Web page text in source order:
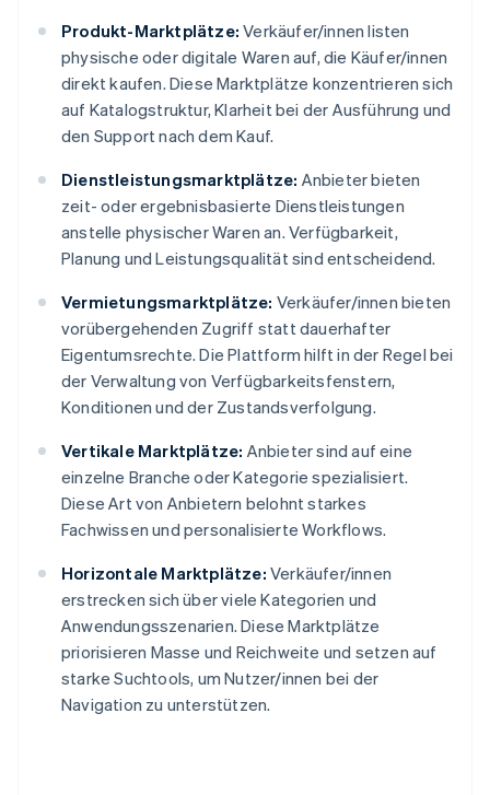
Produkt-Marktplätze: Verkäufer/innen listen
physische oder digitale Waren auf, die Käufer/innen
direkt kaufen. Diese Marktplätze konzentrieren sich
auf Katalogstruktur, Klarheit bei der Ausführung und
den Support nach dem Kauf.
Dienstleistungsmarktplätze: Anbieter bieten
zeit- oder ergebnisbasierte Dienstleistungen
anstelle physischer Waren an. Verfügbarkeit,
Planung und Leistungsqualität sind entscheidend.
Vermietungsmarktplätze: Verkäufer/innen bieten
vorübergehenden Zugriff statt dauerhafter
Eigentumsrechte. Die Plattform hilft in der Regel bei
der Verwaltung von Verfügbarkeitsfenstern,
Konditionen und der Zustandsverfolgung.
Vertikale Marktplätze: Anbieter sind auf eine
einzelne Branche oder Kategorie spezialisiert.
Diese Art von Anbietern belohnt starkes
Fachwissen und personalisierte Workflows.
Horizontale Marktplätze: Verkäufer/innen
erstrecken sich über viele Kategorien und
Anwendungsszenarien. Diese Marktplätze
priorisieren Masse und Reichweite und setzen auf
starke Suchtools, um Nutzer/innen bei der
Navigation zu unterstützen.